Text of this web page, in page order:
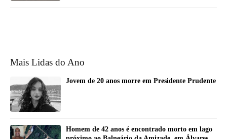
Mais Lidas do Ano
Jovem de 20 anos morre em Presidente Prudente
Homem de 42 anos é encontrado morto em lago